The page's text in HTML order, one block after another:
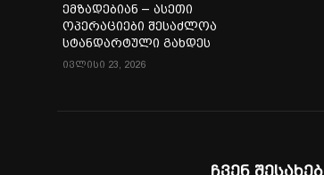
ემზადებიან – ასეთი
ოპერაციები შესაძლოა
სტანდარტული გახდეს
ივლისი 23, 2026
ჩვენ შესახებ